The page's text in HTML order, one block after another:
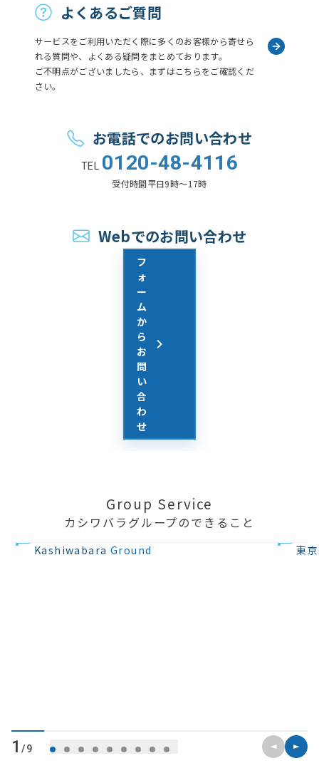
よくあるご質問
サービスをご利用いただく際に多くのお客様から寄せら
れる質問や、よくある疑問をまとめております。
ご不明点がございましたら、まずはこちらをご確認くだ
さい。
お電話でのお問い合わせ
TEL 0120-48-4116
受付時間平日9時〜17時
Webでのお問い合わせ
フ
ォ
ー
ム
か
ら
お
問
い
合
わ
せ
Group Service
カシワバラグループのできること
Kashiwabara Ground 東
1/9 前のスライ
次のス